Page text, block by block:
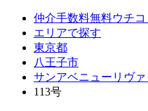
仲介手数料無料ウチコ
エリアで探す
東京都
八王子市
サンアベニューリヴァ
113号